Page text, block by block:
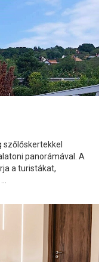
szőlőskertekkel
panorámával. A
a turistákat,